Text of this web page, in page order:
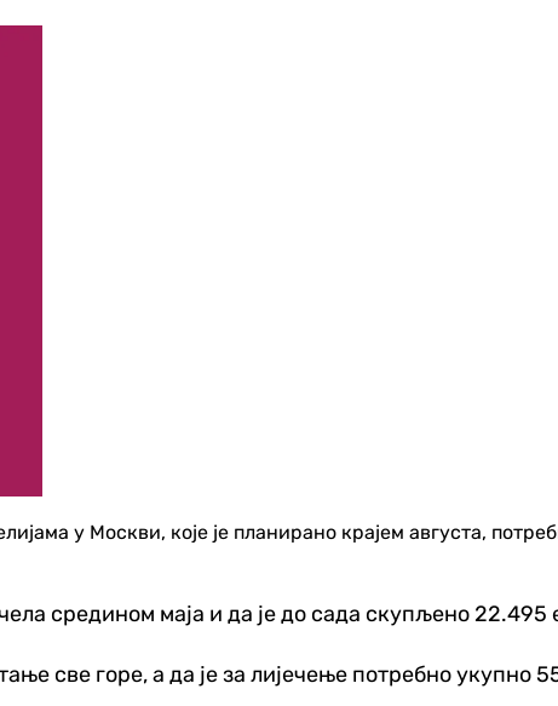
у Москви, које је планирано крајем августа,
средином маја и да је до сада скупљено 22.495
све горе, а да је за лијечење потребно укупно